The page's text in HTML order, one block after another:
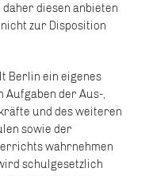
diesen anbieten
zur Disposition
ein eigenes
Aufgaben der Aus-,
und des weiteren
sowie der
wahrnehmen
schulgesetzlich